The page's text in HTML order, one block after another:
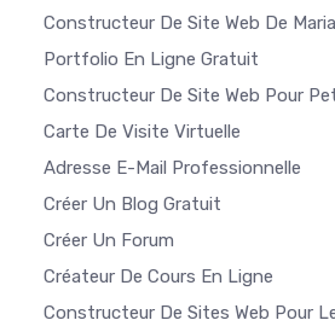
Constructeur De Site Web De
Portfolio En Ligne Gratuit
Constructeur De Site Web Pour
Carte De Visite Virtuelle
Adresse E-Mail Professionnelle
Créer Un Blog Gratuit
Créer Un Forum
Créateur De Cours En Ligne
Constructeur De Sites Web Pour